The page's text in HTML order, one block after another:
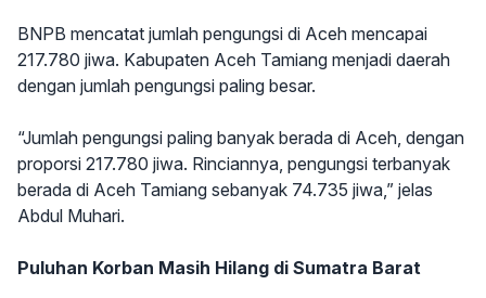
BNPB mencatat jumlah pengungsi di Aceh mencapai
217.780 jiwa. Kabupaten Aceh Tamiang menjadi daerah
dengan jumlah pengungsi paling besar.
“Jumlah pengungsi paling banyak berada di Aceh, dengan
proporsi 217.780 jiwa. Rinciannya, pengungsi terbanyak
berada di Aceh Tamiang sebanyak 74.735 jiwa,” jelas
Abdul Muhari.
Puluhan Korban Masih Hilang di Sumatra Barat